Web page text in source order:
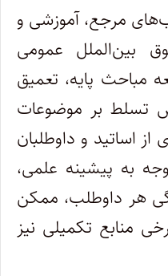
مرجع، آموزشی و
بین‌الملل عمومی
مباحث پایه، تعمیق
تسلط بر موضوعات
اساتید و داوطلبان
به پیشینه علمی،
هر داوطلب، ممکن
منابع تکمیلی نیز